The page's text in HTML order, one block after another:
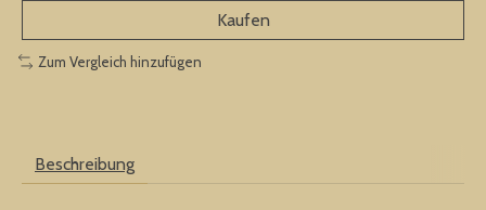
Kaufen
Zum Vergleich hinzufügen
Beschreibung